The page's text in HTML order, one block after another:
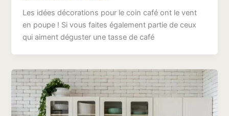
Les idées décorations pour le coin café ont le vent
en poupe ! Si vous faites également partie de ceux
qui aiment déguster une tasse de café